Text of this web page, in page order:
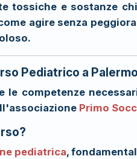
tossiche e sostanze
agire senza
Pediatrico a
le competenze
associazione Primo
pediatrica,